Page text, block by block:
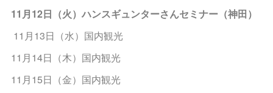
11月12日（火）ハンスギュンターさんセミナー（神田）
11月13日（水）国内観光
11月14日（木）国内観光
11月15日（金）国内観光